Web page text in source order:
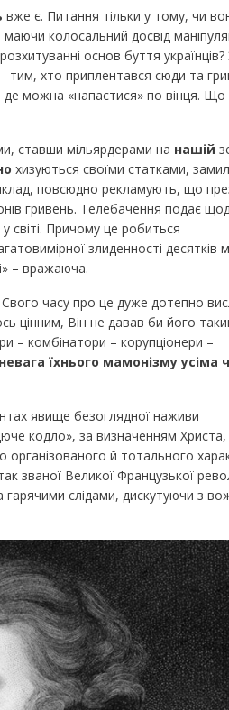
вже є. Питання тільки у тому, чи
колосальний досвід
основ буття українців?
тим, хто приплентався сюди та
де можна «напастися» по вінця. Що
ставши мільярдерами на нашій
хизуються своїми статками,
повсюдно рекламують, що
гривень. Телебачення подає
у світі. Причому це робиться
злиденності десятків
– вражаюча.
Свого часу про це дуже дотепно
цінним, Він не давав би його
– комбінатори – корупціонери –
їхнього мамонізму усіма
явище безоглядної наживи
кодло», за визначенням Христа,
й тотального
званої Великої Французької
слідами, дискутуючи з